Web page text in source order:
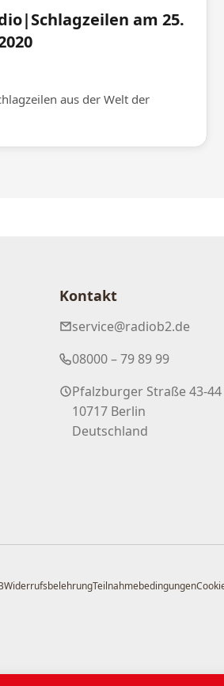
am 25.
aus der Welt der
Kontakt
service@radiob2.de
08000 – 79 89 99
Pfalzburger Straße 43-44
10717 Berlin
Deutschland
WiderrufsbelehrungTeilnahmebedingungen